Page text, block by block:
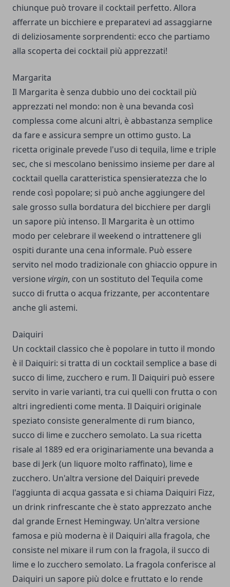
chiunque può trovare il cocktail perfetto. Allora
afferrate un bicchiere e preparatevi ad assaggiarne
di deliziosamente sorprendenti: ecco che partiamo
alla scoperta dei cocktail più apprezzati!
Margarita
Il Margarita è senza dubbio uno dei cocktail più
apprezzati nel mondo: non è una bevanda così
complessa come alcuni altri, è abbastanza semplice
da fare e assicura sempre un ottimo gusto. La
ricetta originale prevede l'uso di tequila, lime e triple
sec, che si mescolano benissimo insieme per dare al
cocktail quella caratteristica spensieratezza che lo
rende così popolare; si può anche aggiungere del
sale grosso sulla bordatura del bicchiere per dargli
un sapore più intenso. Il Margarita è un ottimo
modo per celebrare il weekend o intrattenere gli
ospiti durante una cena informale. Può essere
servito nel modo tradizionale con ghiaccio oppure in
versionevirgin, con un sostituto del Tequila come
succo di frutta o acqua frizzante, per accontentare
anche gli astemi.
Daiquiri
Un cocktail classico che è popolare in tutto il mondo
è il Daiquiri: si tratta di un cocktail semplice a base di
succo di lime, zucchero e rum. Il Daiquiri può essere
servito in varie varianti, tra cui quelli con frutta o con
altri ingredienti come menta. Il Daiquiri originale
speziato consiste generalmente di rum bianco,
succo di lime e zucchero semolato. La sua ricetta
risale al 1889 ed era originariamente una bevanda a
base di Jerk (un liquore molto raffinato), lime e
zucchero. Un'altra versione del Daiquiri prevede
l'aggiunta di acqua gassata e si chiama Daiquiri Fizz,
un drink rinfrescante che è stato apprezzato anche
dal grande Ernest Hemingway. Un'altra versione
famosa e più moderna è il Daiquiri alla fragola, che
consiste nel mixare il rum con la fragola, il succo di
lime e lo zucchero semolato. La fragola conferisce al
Daiquiri un sapore più dolce e fruttato e lo rende